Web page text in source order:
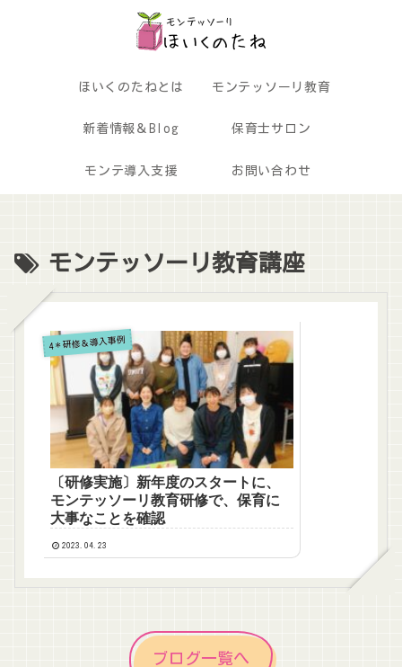
ほいくのたねとは モンテッソーリ教育
新着情報＆Blog 保育士サロン
モンテ導入支援 お問い合わせ
モンテッソーリ教育講座
4＊研修＆導入事例
〔研修実施〕新年度のスタートに、
モンテッソーリ教育研修で、保育に
大事なことを確認
2023.04.23
ブログ一覧へ